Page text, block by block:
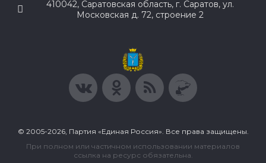
410042, Саратовская область, г. Саратов, ул.
Московская д. 72, строение 2
© 2005-2026, Партия «Единая Россия». Все права защищены.
При полном или частичном использовании материалов
ссылка на ресурс обязательна.